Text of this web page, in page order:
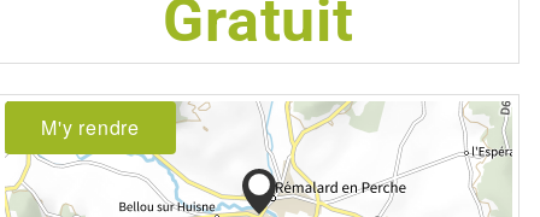
Gratuit
M'y rendre